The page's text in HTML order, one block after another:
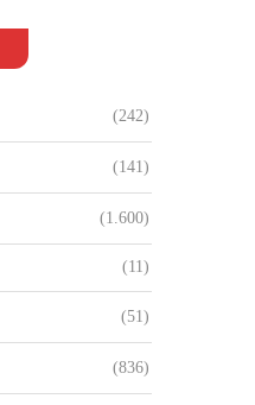
(242)
(141)
(1.600)
(11)
(51)
(836)